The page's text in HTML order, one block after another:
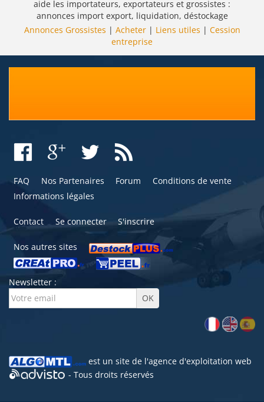
aide les importateurs, exportateurs et grossistes :
annonces import export, liquidation, déstockage
Annonces Grossistes | Acheter| Liens utiles | Cession
entreprise
FAQ Nos Partenaires Forum
Conditions de vente
Informations légales
Contact Se connecter S'inscrire
Nos autres sites
Newsletter :
est un site de l'agence d'exploitation web
- Tous droits réservés